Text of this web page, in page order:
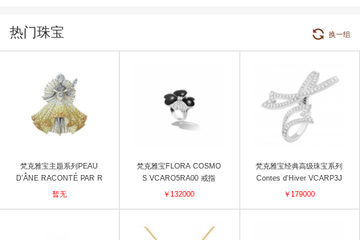
热门珠宝 换一组
梵克雅宝主题系列PEAU
D'ÂNE RACONTÉ PAR R
obe Couleur du Soleil胸针
暂无
梵克雅宝FLORA COSMO
S VCARO5RA00 戒指
￥132000
梵克雅宝经典高级珠宝系列
Contes d'Hiver VCARP3J
600 戒指
￥179000